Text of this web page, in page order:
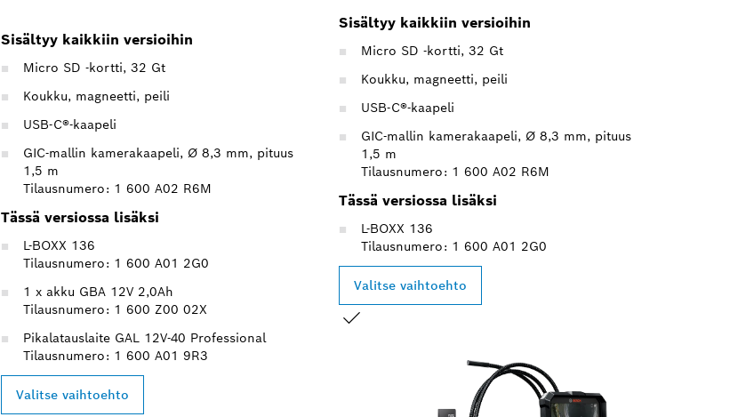
Sisältyy kaikkiin versioihin
Micro SD -kortti, 32 Gt
Koukku, magneetti, peili
USB-C®-kaapeli
GIC-mallin kamerakaapeli, Ø 8,3 mm, pituus
1,5 m
Tilausnumero: 1 600 A02 R6M
Tässä versiossa lisäksi
L-BOXX 136
Tilausnumero: 1 600 A01 2G0
1 x akku GBA 12V 2,0Ah
Tilausnumero: 1 600 Z00 02X
Pikalatauslaite GAL 12V-40 Professional
Tilausnumero: 1 600 A01 9R3
Valitse vaihtoehto
Sisältyy kaikkiin versioihin
Micro SD -kortti, 32 Gt
Koukku, magneetti, peili
USB-C®-kaapeli
GIC-mallin kamerakaapeli, Ø 8,3 mm, pituus
1,5 m
Tilausnumero: 1 600 A02 R6M
Tässä versiossa lisäksi
L-BOXX 136
Tilausnumero: 1 600 A01 2G0
Valitse vaihtoehto